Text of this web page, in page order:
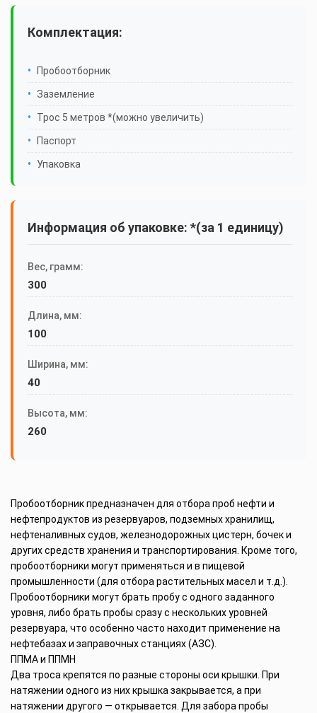
Комплектация:
Пробоотборник
Заземление
Трос 5 метров *(можно увеличить)
Паспорт
Упаковка
Информация об упаковке: *(за 1 единицу)
Вес, грамм:
300
Длина, мм:
100
Ширина, мм:
40
Высота, мм:
260
Пробоотборник предназначен для отбора проб нефти и
нефтепродуктов из резервуаров, подземных хранилищ,
нефтеналивных судов, железнодорожных цистерн, бочек и
других средств хранения и транспортирования. Кроме того,
пробоотборники могут применяться и в пищевой
промышленности (для отбора растительных масел и т.д.).
Пробоотборники могут брать пробу с одного заданного
уровня, либо брать пробы сразу с нескольких уровней
резервуара, что особенно часто находит применение на
нефтебазах и заправочных станциях (АЗС).
ППМА и ППМН
Два троса крепятся по разные стороны оси крышки. При
натяжении одного из них крышка закрывается, а при
натяжении другого — открывается. Для забора пробы